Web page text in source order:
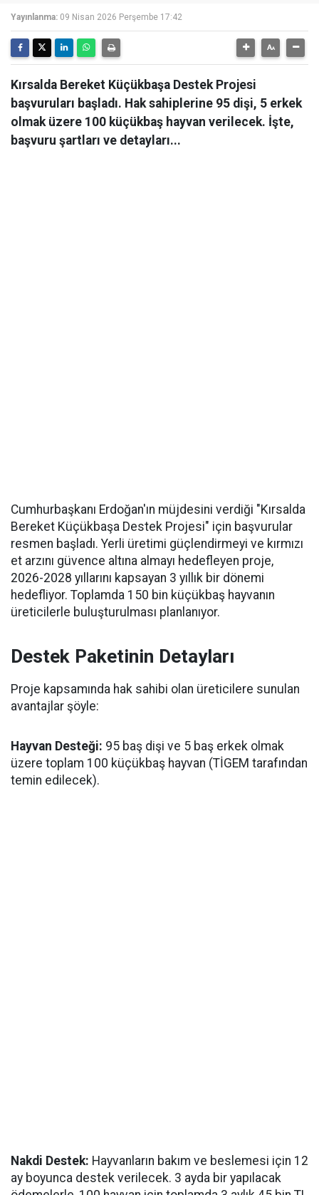
Yayınlanma: 09 Nisan 2026 Perşembe 17:42
Kırsalda Bereket Küçükbaşa Destek Projesi
başvuruları başladı. Hak sahiplerine 95 dişi, 5 erkek
olmak üzere 100 küçükbaş hayvan verilecek. İşte,
başvuru şartları ve detayları...
Cumhurbaşkanı Erdoğan'ın müjdesini verdiği "Kırsalda
Bereket Küçükbaşa Destek Projesi" için başvurular
resmen başladı. Yerli üretimi güçlendirmeyi ve kırmızı
et arzını güvence altına almayı hedefleyen proje,
2026-2028 yıllarını kapsayan 3 yıllık bir dönemi
hedefliyor. Toplamda 150 bin küçükbaş hayvanın
üreticilerle buluşturulması planlanıyor.
Destek Paketinin Detayları
Proje kapsamında hak sahibi olan üreticilere sunulan
avantajlar şöyle:
Hayvan Desteği: 95 baş dişi ve 5 baş erkek olmak
üzere toplam 100 küçükbaş hayvan (TİGEM tarafından
temin edilecek).
Nakdi Destek: Hayvanların bakım ve beslemesi için 12
ay boyunca destek verilecek. 3 ayda bir yapılacak